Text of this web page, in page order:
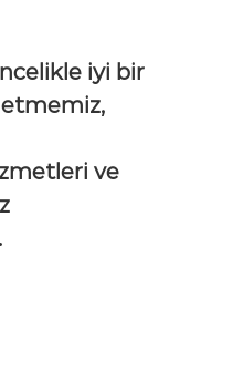
iyi bir
ve